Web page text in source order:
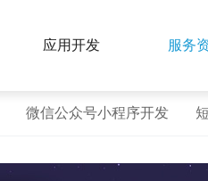
应用开发 服务
微信公众号小程序开发